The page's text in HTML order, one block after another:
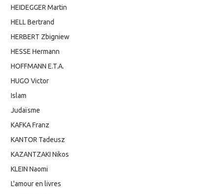
HEIDEGGER Martin
HELL Bertrand
HERBERT Zbigniew
HESSE Hermann
HOFFMANN E.T.A.
HUGO Victor
Islam
Judaïsme
KAFKA Franz
KANTOR Tadeusz
KAZANTZAKI Nikos
KLEIN Naomi
L'amour en livres